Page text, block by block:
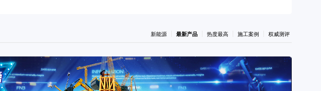
新能源 最新产品 热度最高 施工案例 权威测评